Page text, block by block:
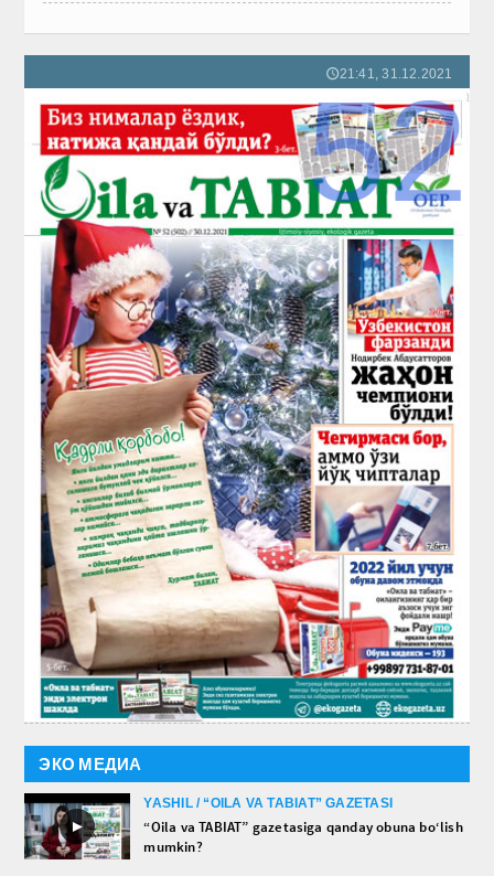
🕔21:41, 31.12.2021
52
ЭКО МЕДИА
►
YASHIL / “OILA VA TABIAT” GAZETASI
“Oila va TABIAT” gazetasiga qanday obuna bo‘lish
mumkin?